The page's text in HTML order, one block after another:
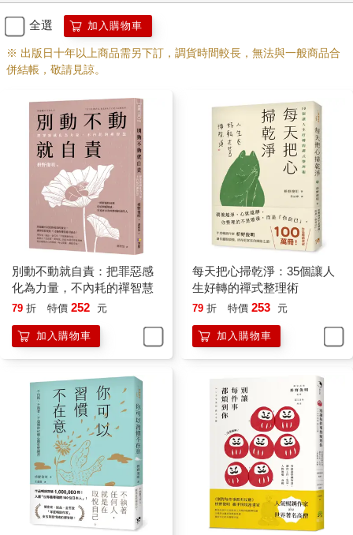
對於遠離都會、期待寧靜自然療癒的訪客，或許可以讓空間更溫
柔祥和，例如加入綠意，營造置身自然的氛圍，抒解心情。此
外，讓空間更為寬闊，更能令心情悠閑溫和。
重點在於希望讓什麼樣的人，體驗到什麼樣的心情。
舉個例子，箱根有一間全新開幕的飯店，計畫在中庭打造一座庭
園。首先，我預想前來的訪客應該是住在東京和大東京地區的居
民。這些人的日常生活總是與時間賽跑，缺少與自然親近相處的
時間。因此，他們希望前來呼吸箱根的空氣，感受氛圍，享受解
放的感覺。這些就是訪客造訪這座空間時的內心狀況和心情。所
以，在庭園中展現都會風格的設計，或是運用現代的材料，其實
是換湯不換藥。這座庭園必須滿足人心，令人覺得值得一遊，然
後帶著滿心歡喜返回都市。
所以，我無不先用心地清楚思考造訪一座空間的訪客心態，推想
訪客對那座空間的期待，然後才會思考如何成功打造空間，營造
那樣的氛圍。
設計共生
無論哪種設計，最後都會成為自然，彷彿原本即是自然的一分
子，鋒芒絕不會蓋過自然。我總是無時或忘必須促進自然與人類
間與自然的存在之道。
現在常言「與自然共生」，「共生」其實是佛教用語，意為「自
然與人類地位平等，相互合作，相互創造互生的環境，並共同守
護環境」。
由此，日本的觀念是自然與人類地位平等，無尊卑之分。因此，
庭園與建物在設計上也無主從關係，必須對等打造人類所在之
處，以及自然所在之處。庭園象徵著自然。
日本的這種觀點來自佛教，而歐洲的觀點基本上源自基督教。
在歐洲，人與自然有階層之別。
全選 加入購物車
※ 出版日十年以上商品需另下訂，調貨時間較長，無法與一般商品合
併結帳，敬請見諒。
別動不動就自責：把罪惡感
化為力量，不內耗的禪智慧
79 折 特價 252 元
加入購物車
每天把心掃乾淨：35個讓人
生好轉的禪式整理術
79 折 特價 253 元
加入購物車